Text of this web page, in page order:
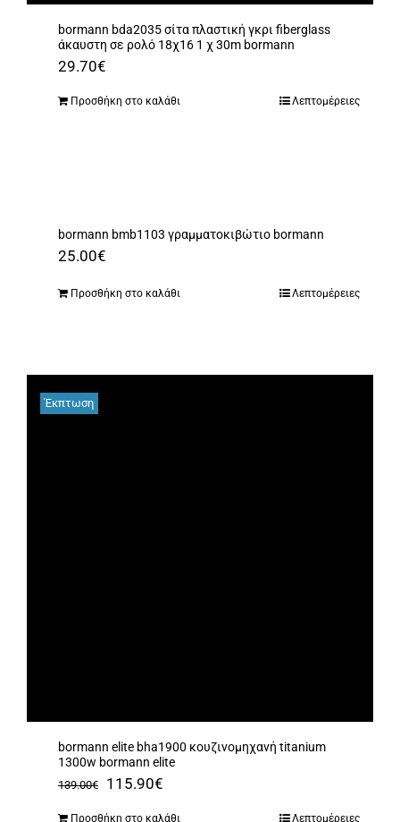
bormann bda2035 σίτα πλαστική γκρι fiberglass
άκαυστη σε ρολό 18χ16 1 χ 30m bormann
29.70€
Προσθήκη στο καλάθι Λεπτομέρειες
bormann bmb1103 γραμματοκιβώτιο bormann
25.00€
Προσθήκη στο καλάθι Λεπτομέρειες
Έκπτωση
bormann elite bha1900 κουζινομηχανή titanium
1300w bormann elite
139.00€
Original
price
115.90€
τρέχουσα
Προσθήκη στο καλάθι Λεπτομέρειες